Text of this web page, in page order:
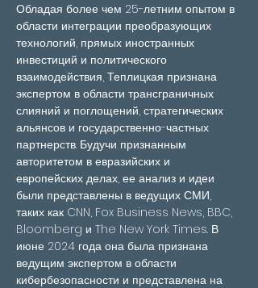
Обладая более чем 25-летним опытом в
области интеграции преобразующих
технологий, прямых иностранных
инвестиций и политического
взаимодействия, Теплицкая признана
экспертом в области трансграничных
слияний и поглощений, стратегических
альянсов и государственно-частных
партнерств. Будучи признанным
авторитетом в евразийских и
европейских делах, ее анализ и идеи
были представлены в ведущих СМИ,
таких как CNN, Fox Business News, BBC,
Bloomberg и The New York Times. В
июне 2024 года она была признана
ведущим экспертом в области
кибербезопасности и представлена на